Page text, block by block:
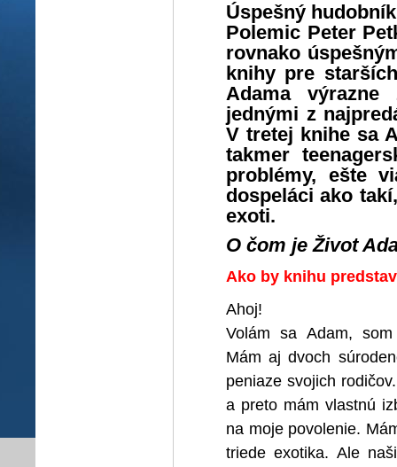
Úspešný
Polemic Peter
rovnako
knihy pre
Adama
jednými z
V tretej knihe sa
takmer
problémy, ešte
dospeláci ako
exoti.
O čom je Život
Ako by knihu
Ahoj!
Volám sa Adam,
Mám aj dvoch
peniaze svojich
a preto mám vlastnú
na moje povolenie.
triede exotika. Ale